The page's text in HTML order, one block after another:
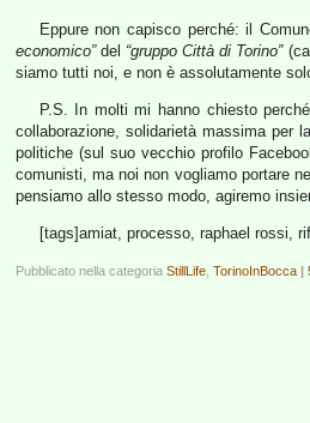
Eppure non capisco perché: il
economico”del “gruppo Città di Torino”
siamo tutti noi, e non è assolutamente
P.S. In molti mi hanno chiesto
collaborazione, solidarietà massima per
politiche (sul suo vecchio profilo
comunisti, ma noi non vogliamo portare
pensiamo allo stesso modo, agiremo
[tags]amiat, processo, raphael rossi,
Pubblicato nella categoria StillLife TorinoInBocca |